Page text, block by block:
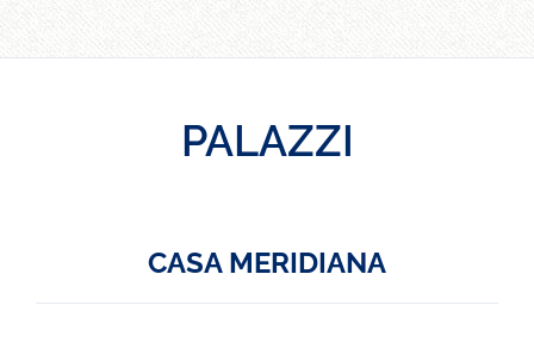
PALAZZI
CASA MERIDIANA